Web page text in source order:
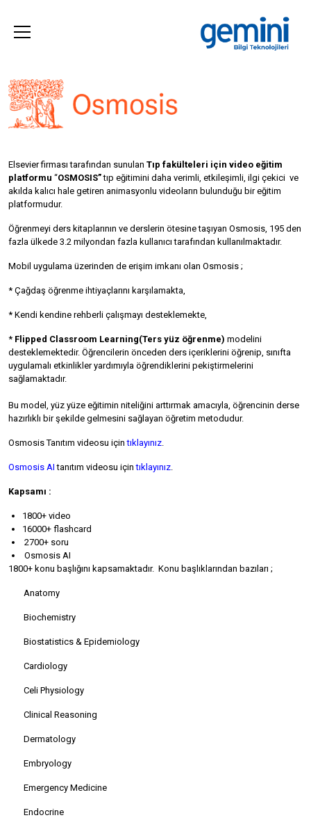
Elsevier firması tarafından sunulan Tıp fakülteleri için video eğitim
platformu “OSMOSIS”tıp eğitimini daha verimli, etkileşimli, ilgi çekici ve
akılda kalıcı hale getiren animasyonlu videoların bulunduğu bir eğitim
platformudur.
Öğrenmeyi ders kitaplarının ve derslerin ötesine taşıyan Osmosis, 195 den
fazla ülkede 3.2 milyondan fazla kullanıcı tarafından kullanılmaktadır.
Mobil uygulama üzerinden de erişim imkanı olan Osmosis ;
* Çağdaş öğrenme ihtiyaçlarını karşılamakta,
* Kendi kendine rehberli çalışmayı desteklemekte,
* F lipped Classroom Learning(Ters yüz öğrenme) modelini
desteklemektedir. Öğrencilerin önceden ders içeriklerini öğrenip, sınıfta
uygulamalı etkinlikler yardımıyla öğrendiklerini pekiştirmelerini
sağlamaktadır.
Bu model, yüz yüze eğitimin niteliğini arttırmak amacıyla, öğrencinin derse
hazırlıklı bir şekilde gelmesini sağlayan öğretim metodudur.
Osmosis Tanıtım videosu içintıklayınız.
Osmosis AI tanıtım videosu içintıklayınız.
Kapsamı :
1800+ video
16000+ flashcard
2700+ soru
Osmosis AI
1800+ konu başlığını kapsamaktadır. Konu başlıklarından bazıları ;
Anatomy
Biochemistry
Biostatistics & Epidemiology
Cardiology
Celi Physiology
Clinical Reasoning
Dermatology
Embryology
Emergency Medicine
Endocrine